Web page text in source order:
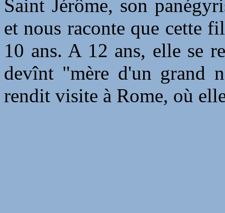
Saint Jérôme, son
et nous raconte que cette
10 ans. A 12 ans, elle se
devînt "mère d'un grand
rendit visite à Rome, où